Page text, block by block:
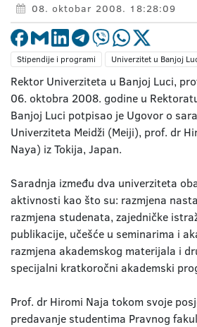
08. oktobar 2008. 18:28:09
Stipendije i programi Univerzitet u Banjoj
Rektor Univerziteta u Banjoj Luci,
06. oktobra 2008. godine u
Banjoj Luci potpisao je Ugovor o
Univerziteta Meidži (Meiji), prof. dr
Naya) iz Tokija, Japan.
Saradnja između dva univerziteta
aktivnosti kao što su: razmjena
razmjena studenata, zajedničke
publikacije, učešće u seminarima i
razmjena akademskog materijala i
specijalni kratkoročni akademski
Prof. dr Hiromi Naja tokom svoje
predavanje studentima Pravnog